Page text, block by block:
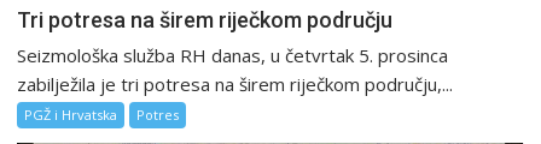
Tri potresa na širem riječkom području
Seizmološka služba RH danas, u četvrtak 5. prosinca
zabilježila je tri potresa na širem riječkom području,...
PGŽ i Hrvatska Potres